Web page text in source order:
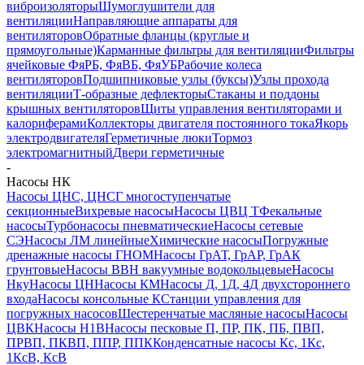
виброизоляторыШумоглушители для
вентиляцииНаправляющие аппараты для
вентиляторовОбратные фланцы (круглые и
прямоугольные)Карманные фильтры для вентиляцииФильтры
ячейковые ФяРБ, ФяВБ, ФяУБРабочие колеса
вентиляторовПодшипниковые узлы (буксы)Узлы прохода
вентиляцииТ-образные дефлекторыСтаканы и поддоны
крышных вентиляторовЩиты управления вентиляторами и
калориферамиКоллекторы двигателя постоянного токаЯкорь
электродвигателяГерметичные люкиТормоз
электромагнитныйДвери герметичные
-
Насосы НК
Насосы ЦНС, ЦНСГ многоступенчатые
секционныеВихревые насосыНасосы ЦВЦ ТФекальные
насосыТурбонасосы пневматическиеНасосы сетевые
СЭНасосы ЛМ линейныеХимические насосыПогружные
дренажные насосы ГНОМНасосы ГрАТ, ГрАР, ГрАК
грунтовыеНасосы ВВН вакуумные водокольцевыеНасосы
НкуНасосы ЦННасосы КМНасосы Д, 1Д, 4Д двухстороннего
входаНасосы консольные КСтанции управления для
погружных насосовШестеренчатые масляные насосыНасосы
ЦВКНасосы Н1ВНасосы песковые П, ПР, ПК, ПБ, ПВП,
ПРВП, ПКВП, ППР, ППККонденсатные насосы Кс, 1Кс,
1КсВ, КсВ